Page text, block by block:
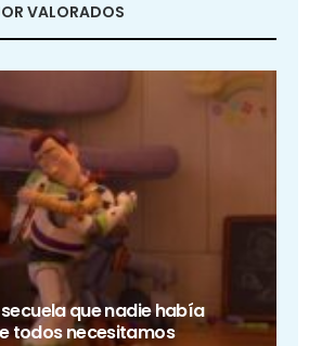
VALORADOS
que nadie había
todos necesitamos